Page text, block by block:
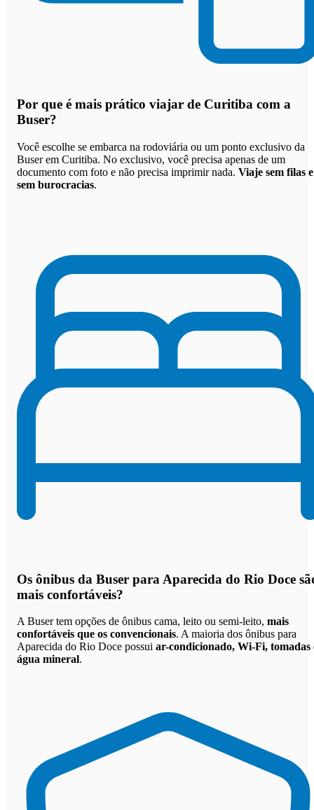
Por que é mais prático viajar de Curitiba com a
Buser?
Você escolhe se embarca na rodoviária ou um ponto exclusivo da
Buser em Curitiba. No exclusivo, você precisa apenas de um
documento com foto e não precisa imprimir nada. Viaje sem filas e
sem burocracias.
Os ônibus da Buser para Aparecida do Rio Doce
mais confortáveis?
A Buser tem opções de ônibus cama, leito ou semi-leito, mais
confortáveis que os convencionais. A maioria dos ônibus para
Aparecida do Rio Doce possui ar-condicionado, Wi-Fi, tomadas
água mineral.